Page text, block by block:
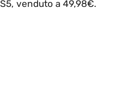
venduto a 49,98€.